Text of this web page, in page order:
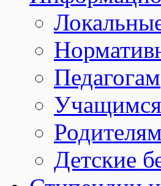
Педагогам
Учащимся
Родителям
Детские